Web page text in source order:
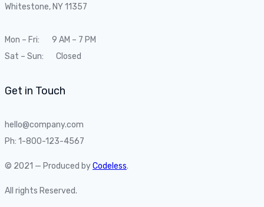
Whitestone, NY 11357
Mon – Fri: 9 AM – 7 PM
Sat – Sun: Closed
Get in Touch
hello@company.com
Ph: 1-800-123-4567
© 2021 — Produced byCodeless.
All rights Reserved.